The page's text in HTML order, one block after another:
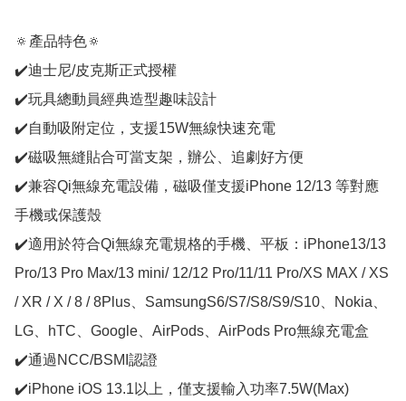
🔅產品特色🔅
✔️迪士尼/皮克斯正式授權
✔️玩具總動員經典造型趣味設計
✔️自動吸附定位，支援15W無線快速充電
✔️磁吸無縫貼合可當支架，辦公、追劇好方便
✔️兼容Qi無線充電設備，磁吸僅支援iPhone 12/13 等對應
手機或保護殼
✔️適用於符合Qi無線充電規格的手機、平板：iPhone13/13
Pro/13 Pro Max/13 mini/ 12/12 Pro/11/11 Pro/XS MAX / XS
/ XR / X / 8 / 8Plus、SamsungS6/S7/S8/S9/S10、Nokia、
LG、hTC、Google、AirPods、AirPods Pro無線充電盒
✔️通過NCC/BSMI認證
✔️iPhone iOS 13.1以上，僅支援輸入功率7.5W(Max)